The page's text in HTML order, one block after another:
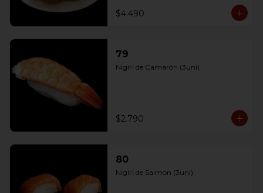
$4.490
79
Nigiri de Camarón (3uni)
$2.790
80
Nigiri de Salmon (3uni)